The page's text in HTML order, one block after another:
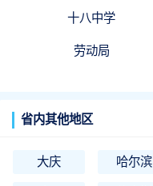
十八中学
劳动局
省内其他地区
大庆 哈尔滨